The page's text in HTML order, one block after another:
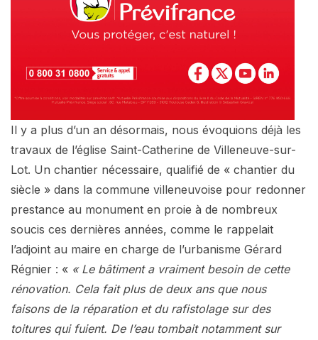
Il y a plus d’un an désormais, nous évoquions déjà les
travaux de l’église Saint-Catherine de Villeneuve-sur-
Lot. Un chantier nécessaire, qualifié de « chantier du
siècle » dans la commune villeneuvoise pour redonner
prestance au monument en proie à de nombreux
soucis ces dernières années, comme le rappelait
l’adjoint au maire en charge de l’urbanisme Gérard
Régnier : « « Le bâtiment a vraiment besoin de cette
rénovation. Cela fait plus de deux ans que nous
faisons de la réparation et du rafistolage sur des
toitures qui fuient. De l’eau tombait notamment sur